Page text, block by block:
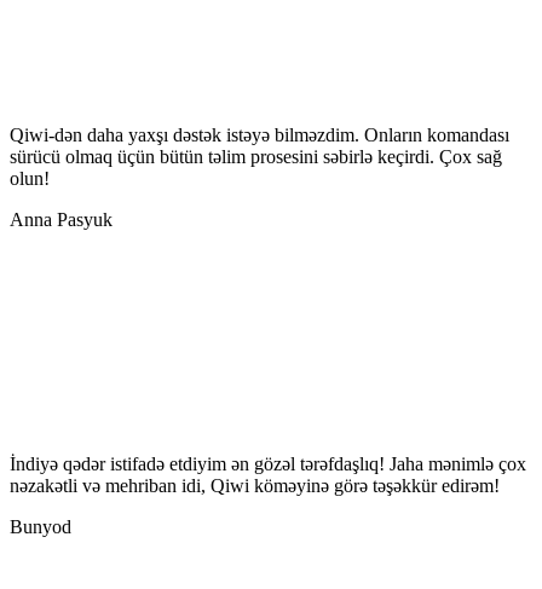
Qiwi-dən daha yaxşı dəstək istəyə bilməzdim. Onların komandası
sürücü olmaq üçün bütün təlim prosesini səbirlə keçirdi. Çox sağ
olun!
Anna Pasyuk
İndiyə qədər istifadə etdiyim ən gözəl tərəfdaşlıq! Jaha mənimlə çox
nəzakətli və mehriban idi, Qiwi köməyinə görə təşəkkür edirəm!
Bunyod